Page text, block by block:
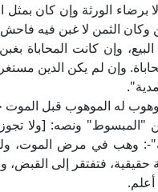
برضاء الورثة وإن كان
وكان الثمن لا غبن فيه
وإن كانت المحاباة
وإن لم يكن الدين
له الموهوب قبل
"المبسوط" ونصه: [ولا
: وهب في مرض الموت،
فتفتقر إلى القبض،
أعلم.